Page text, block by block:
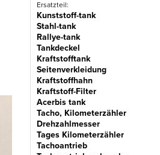
Ersatzteil:
Kunststoff-tank
Stahl-tank
Rallye-tank
Tankdeckel
Kraftstofftank
Seitenverkleidung
Kraftstoffhahn
Kraftstoff-Filter
Acerbis tank
Tacho, Kilometerzähler
Drehzahlmesser
Tages Kilometerzähler
Tachoantrieb